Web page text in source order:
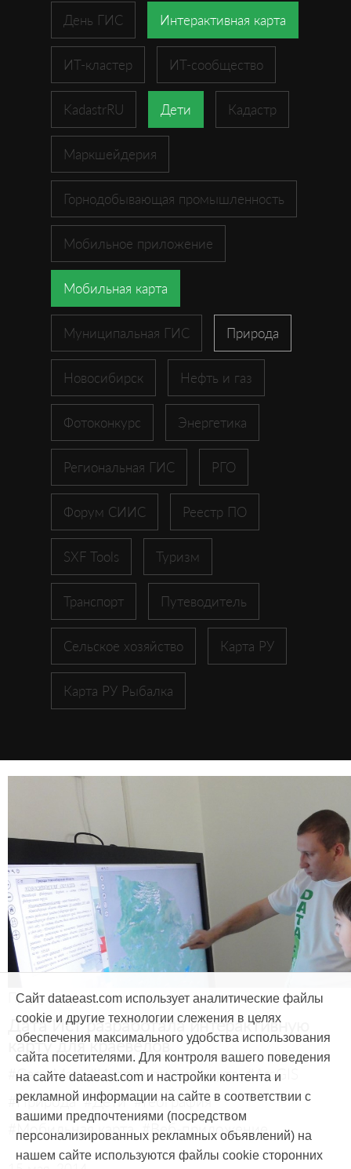
День ГИС Интерактивная карта
ИТ-кластер ИТ-сообщество
KadastrRU Дети Кадастр
Маркшейдерия
Горнодобывающая промышленность
Мобильное приложение
Мобильная карта
Муниципальная ГИС Природа
Новосибирск Нефть и газ
Фотоконкурс Энергетика
Региональная ГИС РГО
Форум СИИС Реестр ПО
SXF Tools Туризм
Транспорт Путеводитель
Сельское хозяйство Карта РУ
Карта РУ Рыбалка
Продукты и услуги
Дата Ист разработала интерактивную
карту для краеведов
#CarryMap #Интерактивная карта #ArcGIS
#Природа #Дети #География
#Мобильная карта #Веб-приложение
Сайт dataeast.com использует аналитические файлы
cookie и другие технологии слежения в целях
обеспечения максимального удобства использования
сайта посетителями. Для контроля вашего поведения
на сайте dataeast.com и настройки контента и
рекламной информации на сайте в соответствии с
вашими предпочтениями (посредством
персонализированных рекламных объявлений) на
нашем сайте используются файлы cookie сторонних